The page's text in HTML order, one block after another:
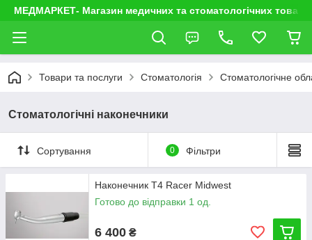
МЕДМАРКЕТ- Магазин медичних та стоматологічних
Товари та послуги Стоматологія Стоматологічне
Стоматологічні наконечники
Сортування 0 Фільтри
Наконечник T4 Racer Midwest
Готово до відправки 1 од.
6 400 ₴